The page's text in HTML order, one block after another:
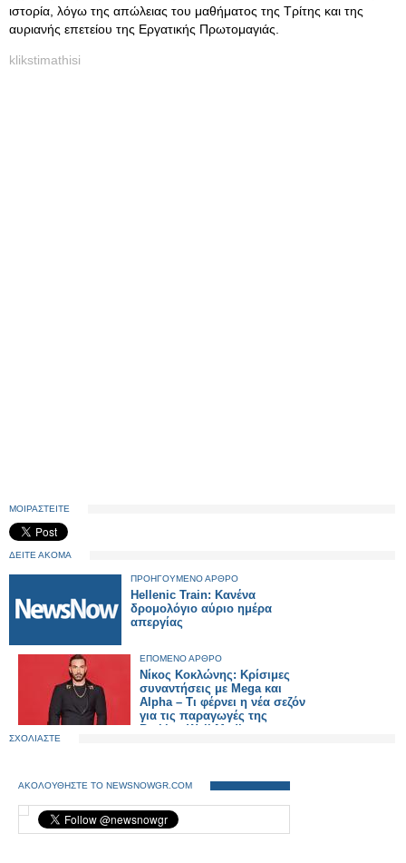
ιστορία, λόγω της απώλειας του μαθήματος της Τρίτης και της
αυριανής επετείου της Εργατικής Πρωτομαγιάς.
klikstimathisi
ΜΟΙΡΑΣΤΕΙΤΕ
ΔΕΙΤΕ ΑΚΟΜΑ
ΠΡΟΗΓΟΥΜΕΝΟ ΑΡΘΡΟ
Hellenic Train: Κανένα
δρομολόγιο αύριο ημέρα
απεργίας
ΕΠΟΜΕΝΟ ΑΡΘΡΟ
Νίκος Κοκλώνης: Κρίσιμες
συναντήσεις με Mega και
Alpha – Τι φέρνει η νέα σεζόν
για τις παραγωγές της
Barking Well Media
ΣΧΟΛΙΑΣΤΕ
ΑΚΟΛΟΥΘΗΣΤΕ ΤΟ NEWSNOWGR.COM